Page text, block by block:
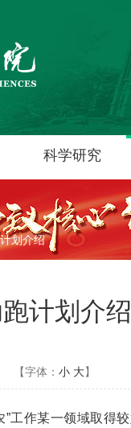
科学研究
划介绍
计划介绍
【字体： 小 大】
”工作某一领域取得